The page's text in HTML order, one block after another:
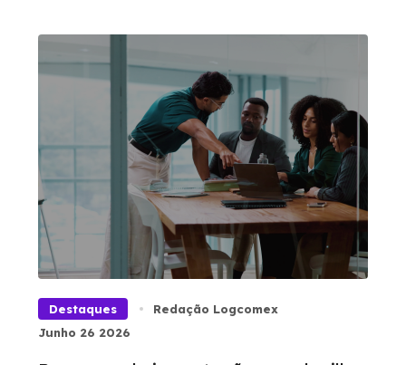
Destaques
Redação Logcomex
Junho 26 2026